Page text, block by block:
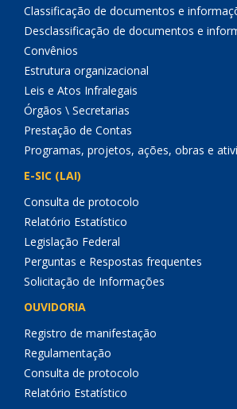
Classificação de documentos e
Desclassificação de documentos e
Convênios
Estrutura organizacional
Leis e Atos Infralegais
Órgãos \ Secretarias
Prestação de Contas
Programas, projetos, ações, obras e
E-SIC (LAI)
Consulta de protocolo
Relatório Estatístico
Legislação Federal
Perguntas e Respostas frequentes
Solicitação de Informações
OUVIDORIA
Registro de manifestação
Regulamentação
Consulta de protocolo
Relatório Estatístico